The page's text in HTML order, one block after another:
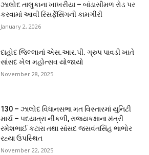
ઝાલોદ તાલુકાના ખાખરીયા – બાંડાસીમળ રોડ પર
કરવામાં આવી રિસર્ફેસિંગની કામગીરી
January 2, 2026
દાહોદ જિલ્લાનાં એસ.આર.પી. ગ્રુપ પાવડી ખાતે
સાંસદ ખેલ મહોત્સવ યોજાયો
November 28, 2025
130 – ઝાલોદ વિધાનસભા મત વિસ્તારમાં યુનિટી
માર્ચ – પદયાત્રા નીકળી, રાજ્યકક્ષાના મંત્રી
રમેશભાઈ કટારા તથા સાંસદ જસવંતસિંહ ભાભોર
રહ્યા ઉપસ્થિત
November 22, 2025